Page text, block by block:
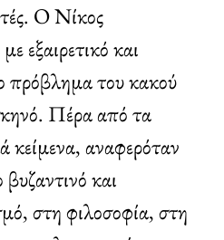
Ο Νίκος
εξαιρετικό και
πρόβλημα του κακού
Πέρα από τα
κείμενα, αναφερόταν
και
στη φιλοσοφία, στη